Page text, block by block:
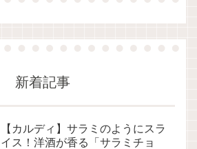
新着記事
【カルディ】サラミのようにスラ
イス！洋酒が香る「サラミチョ